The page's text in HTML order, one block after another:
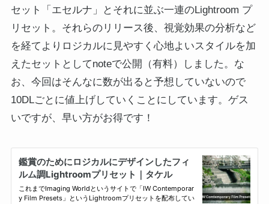
セット「エセルナ」とそれに並ぶ一連のLightroom プ
リセット。それらのリリース後、視覚効果の分析など
を経てよりロジカルに見やすく心地よいスタイルを加
えたセットとしてnoteで公開（有料）しました。な
お、今回はそんなに数が出ると予想していないので
10DLごとに値上げしていくことにしています。ゲス
いですが、早い方がお得です！